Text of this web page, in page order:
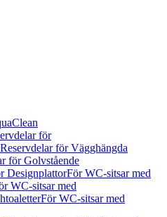
för
Reservdelar för Vägghängda
för Golvstående
DesignplattorFör WC-sitsar med
WC-sitsar med
För WC-sitsar med